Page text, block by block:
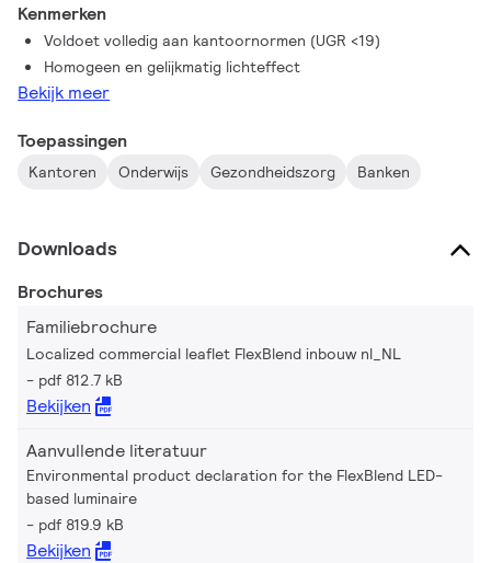
verwacht dat deze in staat is om innovaties en toekomstige
ontwikkelingen te integreren die prestaties nog verder kunnen
helpen verbeteren. Daarom is Philips FlexBlend ook klaar om te
worden aangesloten op regelaars zoals Actilume of om te
verlichtingssysteem. Ook aansluiting op verlichtingssystemen
die met software werken, zoals Interact Office, is mogelijk.
Kenmerken
Voldoet volledig aan kantoornormen (UGR <19)
Homogeen en gelijkmatig lichteffect
Bekijk meer
Toepassingen
Kantoren Onderwijs Gezondheidszorg Banken
Downloads
Brochures
Familiebrochure
Localized commercial leaflet FlexBlend inbouw nl_NL
pdf 812.7 kB
Bekijken
Aanvullende literatuur
Environmental product declaration for the FlexBlend LED-
based luminaire
pdf 819.9 kB
Bekijken